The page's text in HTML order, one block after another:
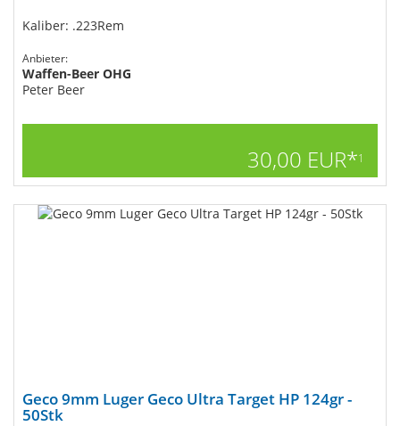
Kaliber: .223Rem
Anbieter:
Waffen-Beer OHG
Peter Beer
30,00 EUR*1
Geco 9mm Luger Geco Ultra Target HP 124gr -
50Stk